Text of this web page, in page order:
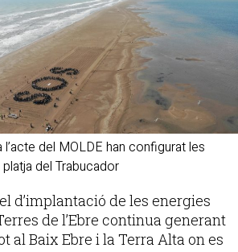
l’acte del MOLDE han configurat les
del Trabucador
d’implantació de les energies
de l’Ebre continua generant
al Baix Ebre i la Terra Alta on es